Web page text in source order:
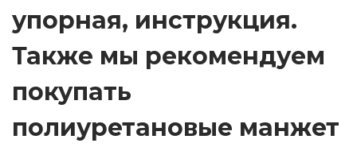
упорная, инструкция.
Также мы рекомендуем
покупать
полиуретановые манжет